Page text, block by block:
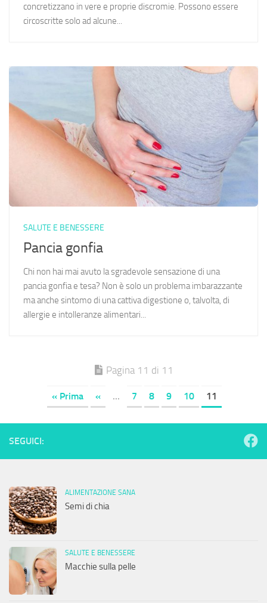
concretizzano in vere e proprie discromie. Possono essere
circoscritte solo ad alcune...
SALUTE E BENESSERE
Pancia gonfia
Chi non hai mai avuto la sgradevole sensazione di una
pancia gonfia e tesa? Non è solo un problema imbarazzante
ma anche sintomo di una cattiva digestione o, talvolta, di
allergie e intolleranze alimentari...
Pagina 11 di 11
« Prima « ... 7 8 9 10 11
SEGUICI:
ALIMENTAZIONE SANA
Semi di chia
SALUTE E BENESSERE
Macchie sulla pelle